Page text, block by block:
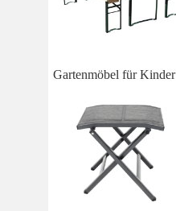
Gartenmöbel für Kinder